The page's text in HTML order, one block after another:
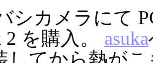
シカメラにて
2 を購入。 asuka
してから熱が